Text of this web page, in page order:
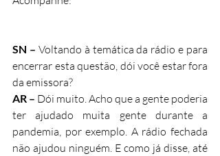
SN – Voltando à temática da rádio e para
encerrar esta questão, dói você estar fora
da emissora?
AR – Dói muito. Acho que a gente poderia
ter ajudado muita gente durante a
pandemia, por exemplo. A rádio fechada
não ajudou ninguém. E como já disse, até